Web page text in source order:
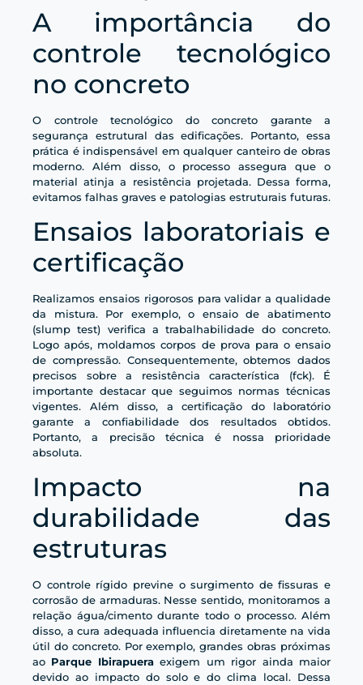
A importância do
controle tecnológico
no concreto
O controle tecnológico do concreto garante a
segurança estrutural das edificações. Portanto, essa
prática é indispensável em qualquer canteiro de obras
moderno. Além disso, o processo assegura que o
material atinja a resistência projetada. Dessa forma,
evitamos falhas graves e patologias estruturais futuras.
Ensaios laboratoriais e
certificação
Realizamos ensaios rigorosos para validar a qualidade
da mistura. Por exemplo, o ensaio de abatimento
(slump test) verifica a trabalhabilidade do concreto.
Logo após, moldamos corpos de prova para o ensaio
de compressão. Consequentemente, obtemos dados
precisos sobre a resistência característica (fck). É
importante destacar que seguimos normas técnicas
vigentes. Além disso, a certificação do laboratório
garante a confiabilidade dos resultados obtidos.
Portanto, a precisão técnica é nossa prioridade
absoluta.
Impacto na
durabilidade das
estruturas
O controle rígido previne o surgimento de fissuras e
corrosão de armaduras. Nesse sentido, monitoramos a
relação água/cimento durante todo o processo. Além
disso, a cura adequada influencia diretamente na vida
útil do concreto. Por exemplo, grandes obras próximas
ao Parque Ibirapueraexigem um rigor ainda maior
devido ao impacto do solo e do clima local. Dessa